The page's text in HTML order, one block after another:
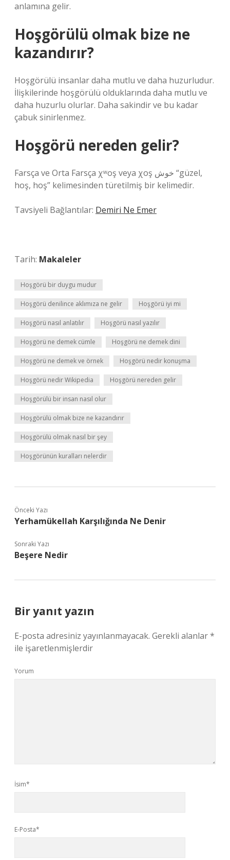
anlamına gelir.
Hoşgörülü olmak bize ne
kazandırır?
Hoşgörülü insanlar daha mutlu ve daha huzurludur.
İlişkilerinde hoşgörülü olduklarında daha mutlu ve
daha huzurlu olurlar. Daha sakindir ve bu kadar
çabuk sinirlenmez.
Hoşgörü nereden gelir?
Farsça ve Orta Farsça χʷoş veya χoş خوش “güzel,
hoş, hoş” kelimesinden türetilmiş bir kelimedir.
Tavsiyeli Bağlantılar: Demiri Ne Emer
Tarih: Makaleler
Hoşgörü bir duygu mudur
Hoşgörü denilince aklımıza ne gelir Hoşgörü iyi mi
Hoşgörü nasıl anlatılır Hoşgörü nasıl yazılır
Hoşgörü ne demek cümle Hoşgörü ne demek dini
Hoşgörü ne demek ve örnek Hoşgörü nedir konuşma
Hoşgörü nedir Wikipedia Hoşgörü nereden gelir
Hoşgörülü bir insan nasıl olur
Hoşgörülü olmak bize ne kazandırır
Hoşgörülü olmak nasıl bir şey
Hoşgörünün kuralları nelerdir
Önceki Yazı
Yerhamükellah Karşılığında Ne Denir
Sonraki Yazı
Beşere Nedir
Bir yanıt yazın
E-posta adresiniz yayınlanmayacak. Gerekli alanlar*
ile işaretlenmişlerdir
Yorum
İsim*
E-Posta*